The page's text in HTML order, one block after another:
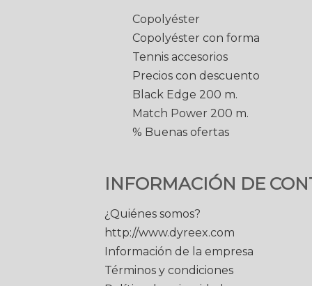
Copolyéster
Copolyéster con forma
Tennis accesorios
Precios con descuento
Black Edge 200 m.
Match Power 200 m.
% Buenas ofertas
INFORMACIÓN DE
¿Quiénes somos?
http://www.dyreex.com
Información de la empresa
Términos y condiciones